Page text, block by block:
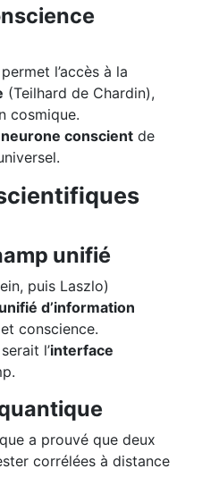
l’accès à la
(Teilhard de Chardin),
cosmique.
neurone conscient de
unifié
puis Laszlo)
d’information
conscience.
l’interface
a prouvé que deux
corrélées à distance